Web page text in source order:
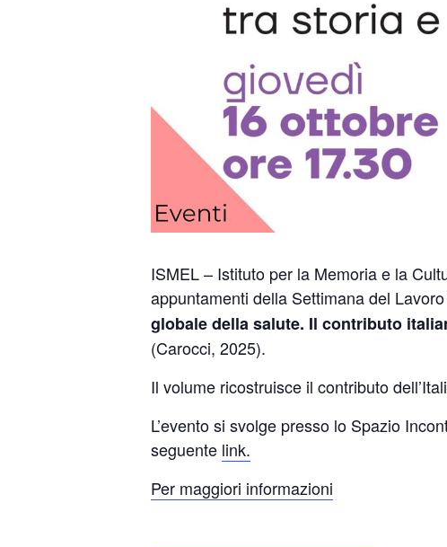
ISMEL – Istituto per la Memoria e la
appuntamenti della Settimana del
globale della salute. Il contributo
(Carocci, 2025).
Il volume ricostruisce il contributo
L’evento si svolge presso lo Spazio
seguente link.
Per maggiori informazioni